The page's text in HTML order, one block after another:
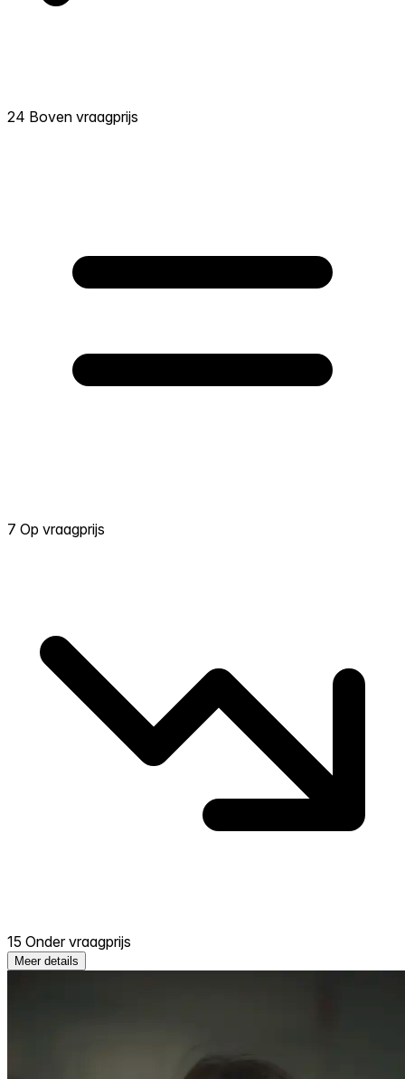
24 Boven vraagprijs
7 Op vraagprijs
15 Onder vraagprijs
Meer details